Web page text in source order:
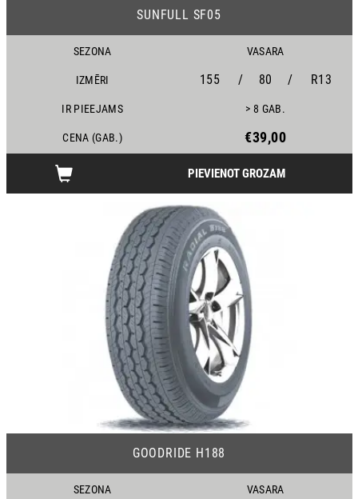
SUNFULL SF05
SEZONA VASARA
IZMĒRI 155 / 80 / R13
IR PIEEJAMS > 8 GAB.
CENA (GAB.) €39,00
PIEVIENOT GROZAM
GOODRIDE H188
SEZONA VASARA